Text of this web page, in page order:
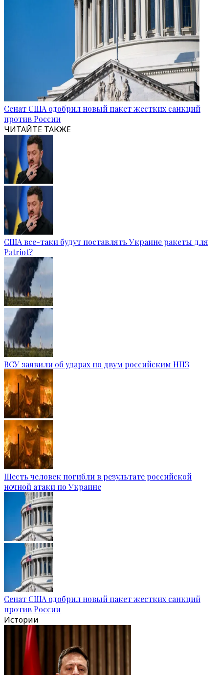
Сенат США одобрил новый пакет жестких санкций
против России
ЧИТАЙТЕ ТАКЖЕ
США все-таки будут поставлять Украине ракеты для
Patriot?
ВСУ заявили об ударах по двум российским НПЗ
Шесть человек погибли в результате российской
ночной атаки по Украине
Сенат США одобрил новый пакет жестких санкций
против России
Истории